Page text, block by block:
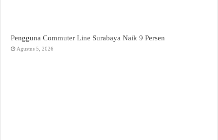
Pengguna Commuter Line Surabaya Naik 9 Persen
Agustus 5, 2026